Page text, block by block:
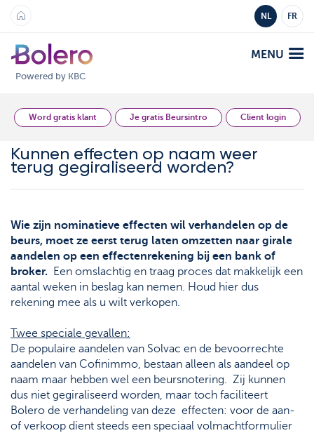
NL FR
Powered by KBC
MENU
Analyse en Inzicht
Platformen
Bolero
Markten
Producten
Academy
Producten
Platformen
Strategie & Analyse
Tarieven
Documentcenter
Veelgestelde vragen
Lexicon
Word gratis klant Je gratis Beursintro Client login
Kunnen effecten op naam weer
terug gegiraliseerd worden?
Wie zijn nominatieve effecten wil verhandelen op de
beurs, moet ze eerst terug laten omzetten naar girale
aandelen op een effectenrekening bij een bank of
broker.
Een omslachtig en traag proces dat makkelijk een
aantal weken in beslag kan nemen. Houd hier dus
rekening mee als u wilt verkopen.
Twee speciale gevallen:
De populaire aandelen van Solvac en de bevoorrechte
aandelen van Cofinimmo, bestaan alleen als aandeel op
naam maar hebben wel een beursnotering. Zij kunnen
dus niet gegiraliseerd worden, maar toch faciliteert
Bolero de verhandeling van deze effecten: voor de aan-
of verkoop dient steeds een speciaal volmachtformulier